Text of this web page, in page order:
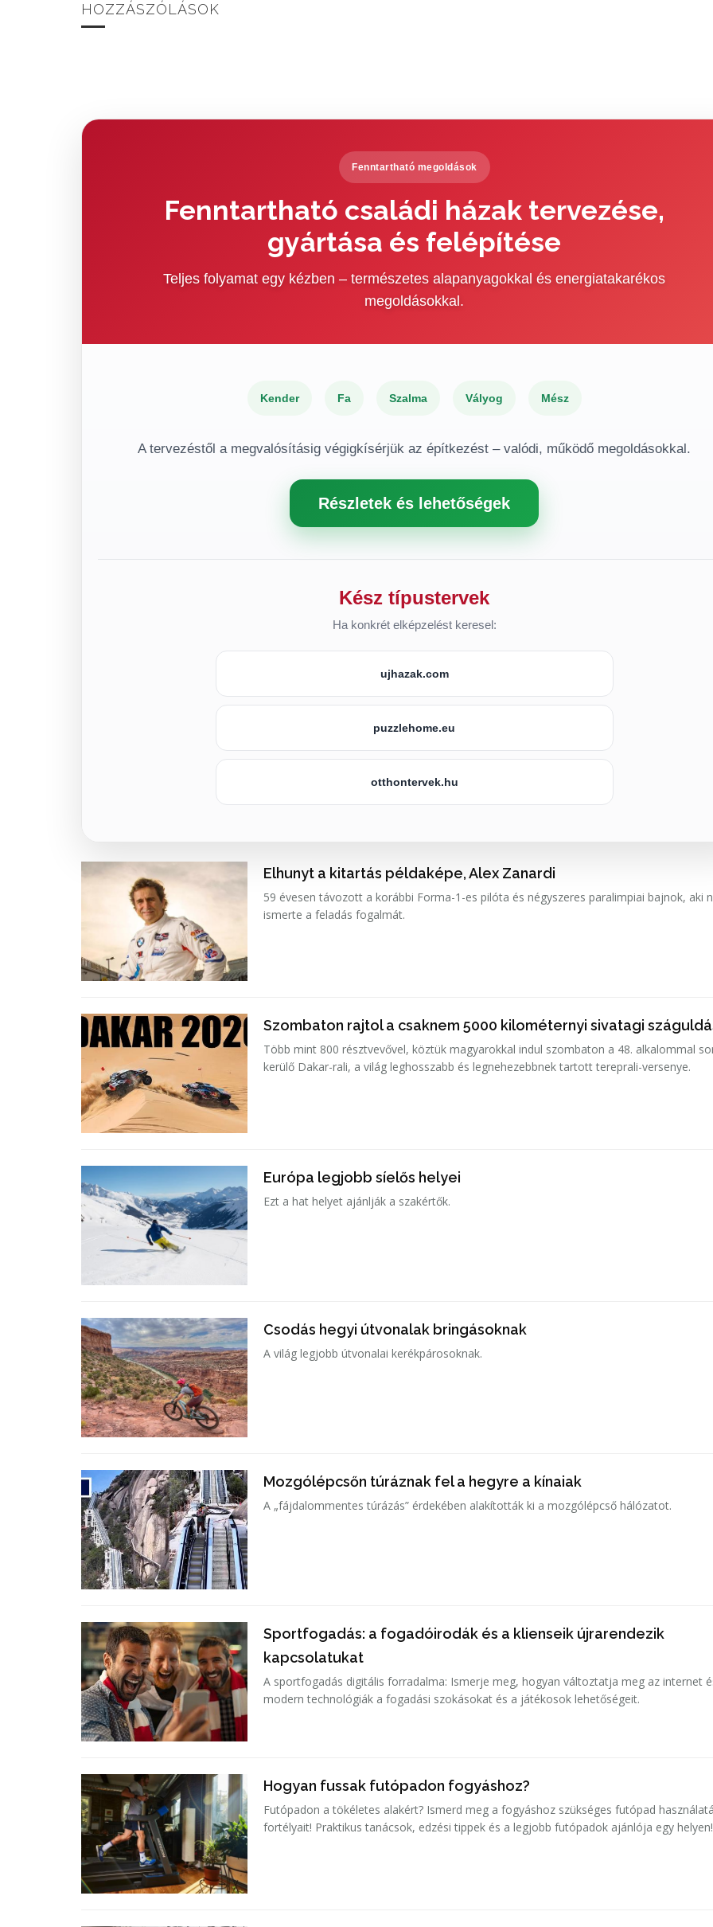
HOZZÁSZÓLÁSOK
Fenntartható megoldások
Fenntartható családi házak tervezése,
gyártása és felépítése
Teljes folyamat egy kézben – természetes alapanyagokkal és energiatakarékos
megoldásokkal.
Kender Fa Szalma Vályog Mész
A tervezéstől a megvalósításig végigkísérjük az építkezést – valódi, működő megoldásokkal.
Részletek és lehetőségek
Kész típustervek
Ha konkrét elképzelést keresel:
ujhazak.com
puzzlehome.eu
otthontervek.hu
Elhunyt a kitartás példaképe, Alex Zanardi
59 évesen távozott a korábbi Forma-1-es pilóta és négyszeres paralimpiai bajnok, aki
ismerte a feladás fogalmát.
Szombaton rajtol a csaknem 5000 kilométernyi sivatagi
Több mint 800 résztvevővel, köztük magyarokkal indul szombaton a 48. alkalommal
kerülő Dakar-rali, a világ leghosszabb és legnehezebbnek tartott tereprali-versenye.
Európa legjobb síelős helyei
Ezt a hat helyet ajánlják a szakértők.
Csodás hegyi útvonalak bringásoknak
A világ legjobb útvonalai kerékpárosoknak.
Mozgólépcsőn túráznak fel a hegyre a kínaiak
A „fájdalommentes túrázás” érdekében alakították ki a mozgólépcső hálózatot.
Sportfogadás: a fogadóirodák és a klienseik újrarendezik
kapcsolatukat
A sportfogadás digitális forradalma: Ismerje meg, hogyan változtatja meg az internet
modern technológiák a fogadási szokásokat és a játékosok lehetőségeit.
Hogyan fussak futópadon fogyáshoz?
Futópadon a tökéletes alakért? Ismerd meg a fogyáshoz szükséges futópad
fortélyait! Praktikus tanácsok, edzési tippek és a legjobb futópadok ajánlója egy helyen!